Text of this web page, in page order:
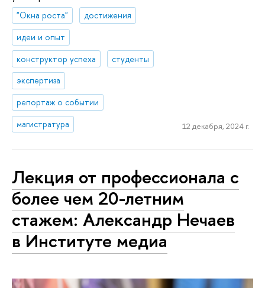
"Окна роста"
достижения
идеи и опыт
конструктор успеха
студенты
экспертиза
репортаж о событии
магистратура
12 декабря, 2024 г.
Лекция от профессионала с
более чем 20-летним
стажем: Александр Нечаев
в Институте медиа